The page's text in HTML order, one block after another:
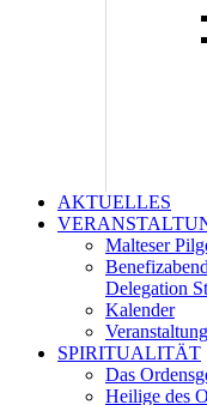
AKTUELLES
Malteser
Delegation
Kalender
SPIRITUALITÄT
Das
Heilige des